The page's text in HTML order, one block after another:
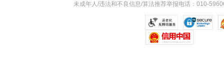
未成年人/违法和不良信息/算法推荐举报电话：010-